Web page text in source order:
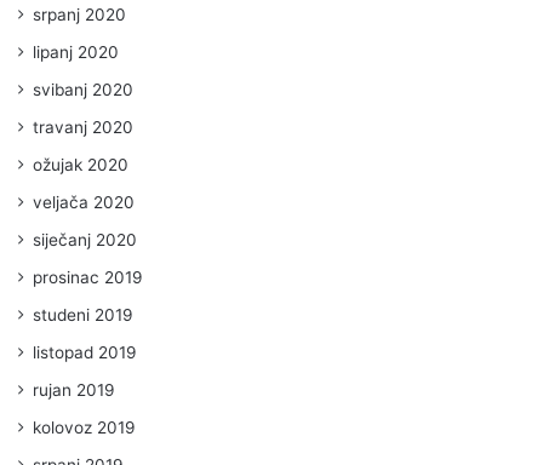
srpanj 2020
lipanj 2020
svibanj 2020
travanj 2020
ožujak 2020
veljača 2020
siječanj 2020
prosinac 2019
studeni 2019
listopad 2019
rujan 2019
kolovoz 2019